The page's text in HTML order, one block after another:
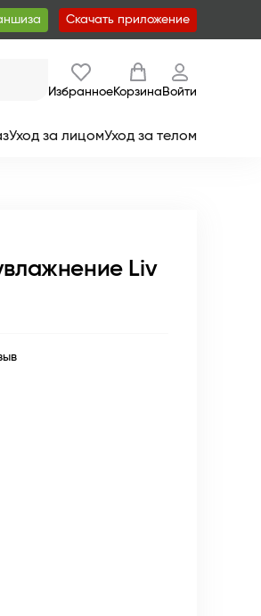
Скачать приложение
ИзбранноеКорзина Войти
Уход за лицомУход за телом
Liv